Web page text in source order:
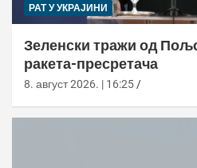
РАТ У УКРАЈИНИ
Зеленски тражи од
ракета-пресретача
8. август 2026. | 16:25